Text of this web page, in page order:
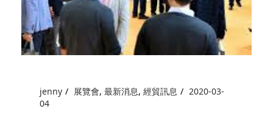
jenny 展覽會, 最新消息, 經貿訊息
2020-03-
04